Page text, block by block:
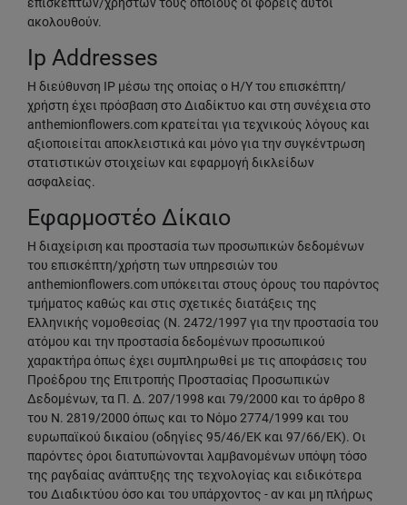
επισκεπτών/χρηστών τους οποίους οι φορείς αυτοί
ακολουθούν.
Ip Addresses
H διεύθυνση IP μέσω της οποίας ο Η/Υ του επισκέπτη/
χρήστη έχει πρόσβαση στο Διαδίκτυο και στη συνέχεια στο
anthemionflowers.com κρατείται για τεχνικούς λόγους και
αξιοποιείται αποκλειστικά και μόνο για την συγκέντρωση
στατιστικών στοιχείων και εφαρμογή δικλείδων
ασφαλείας.
Εφαρμοστέο Δίκαιο
Η διαχείριση και προστασία των προσωπικών δεδομένων
του επισκέπτη/χρήστη των υπηρεσιών του
anthemionflowers.com υπόκειται στους όρους του παρόντος
τμήματος καθώς και στις σχετικές διατάξεις της
Ελληνικής νομοθεσίας (Ν. 2472/1997 για την προστασία του
ατόμου και την προστασία δεδομένων προσωπικού
χαρακτήρα όπως έχει συμπληρωθεί με τις αποφάσεις του
Προέδρου της Επιτροπής Προστασίας Προσωπικών
Δεδομένων, τα Π. Δ. 207/1998 και 79/2000 και το άρθρο 8
του Ν. 2819/2000 όπως και το Νόμο 2774/1999 και του
ευρωπαϊκού δικαίου (οδηγίες 95/46/ΕΚ και 97/66/ΕΚ). Οι
παρόντες όροι διατυπώνονται λαμβανομένων υπόψη τόσο
της ραγδαίας ανάπτυξης της τεχνολογίας και ειδικότερα
του Διαδικτύου όσο και του υπάρχοντος - αν και μη πλήρως